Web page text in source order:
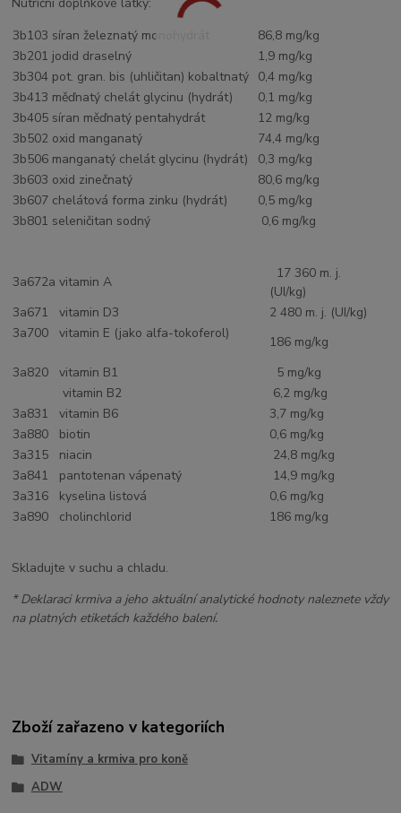
3b103 síran železnatý monohydrát
86,8 mg/kg
3b201 jodid draselný
1,9 mg/kg
3b304 pot. gran. bis (uhličitan) kobaltnatý 0,4 mg/kg
3b413 měďnatý chelát glycinu (hydrát)
0,1 mg/kg
3b405 síran měďnatý pentahydrát
12 mg/kg
3b502 oxid manganatý
74,4 mg/kg
3b506 manganatý chelát glycinu (hydrát)
0,3 mg/kg
3b603 oxid zinečnatý
80,6 mg/kg
3b607 chelátová forma zinku (hydrát)
0,5 mg/kg
3b801 seleničitan sodný
0,6 mg/kg
3a672a vitamin A
17 360 m. j.
(UI/kg)
3a671 vitamin D3
2 480 m. j. (UI/kg)
3a700 vitamin E (jako alfa-tokoferol)
186 mg/kg
3a820 vitamin B1
5 mg/kg
vitamin B2
6,2 mg/kg
3a831 vitamin B6
3,7 mg/kg
3a880 biotin
0,6 mg/kg
3a315 niacin
24,8 mg/kg
3a841 pantotenan vápenatý
14,9 mg/kg
3a316 kyselina listová
0,6 mg/kg
3a890 cholinchlorid
186 mg/kg
Skladujte v suchu a chladu.
* Deklaraci krmiva a jeho aktuální analytické hodnoty naleznete vždy
na platných etiketách každého balení.
Zboží zařazeno v kategoriích
Vitamíny a krmiva pro koně
ADW